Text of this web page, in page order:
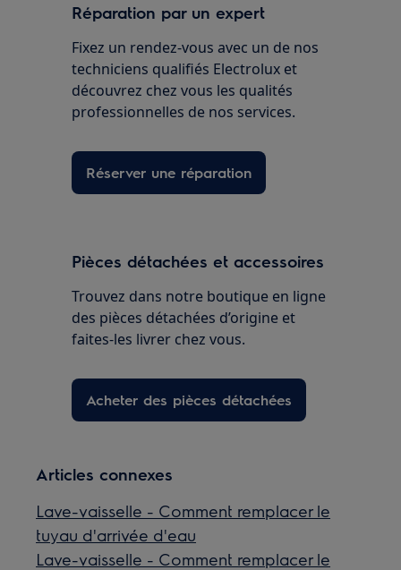
Réparation par un expert
Fixez un rendez-vous avec un de nos
techniciens qualifiés Electrolux et
découvrez chez vous les qualités
professionnelles de nos services.
Réserver une réparation
Pièces détachées et accessoires
Trouvez dans notre boutique en ligne
des pièces détachées d’origine et
faites-les livrer chez vous.
Acheter des pièces détachées
Articles connexes
Lave-vaisselle - Comment remplacer le
tuyau d'arrivée d'eau
Lave-vaisselle - Comment remplacer le